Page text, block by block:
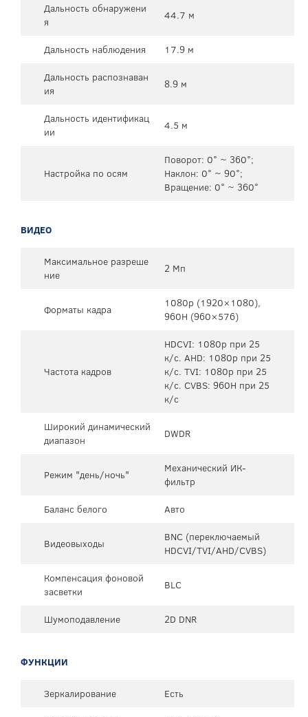
Дальность обнаружени
я
44.7 м
Дальность наблюдения
17.9 м
Дальность распознаван
ия
8.9 м
Дальность идентификац
ии
4.5 м
Настройка по осям
Поворот: 0° ~ 360°;
Наклон: 0° ~ 90°;
Вращение: 0° ~ 360°
ВИДЕО
Максимальное разреше
ние
2 Мп
Форматы кадра
1080p (1920×1080),
960H (960×576)
Частота кадров
HDCVI: 1080p при 25
к/с. AHD: 1080p при 25
к/с. TVI: 1080p при 25
к/с. CVBS: 960H при 25
к/с
Широкий динамический
диапазон
DWDR
Режим "день/ночь"
Механический ИК-
фильтр
Баланс белого
Авто
Видеовыходы
BNC (переключаемый
HDCVI/TVI/AHD/CVBS)
Компенсация фоновой
засветки
BLC
Шумоподавление 2D DNR
ФУНКЦИИ
Зеркалирование
Есть